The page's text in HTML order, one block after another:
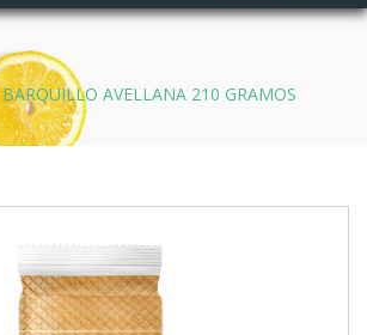
BARQUILLO AVELLANA 210 GRAMOS